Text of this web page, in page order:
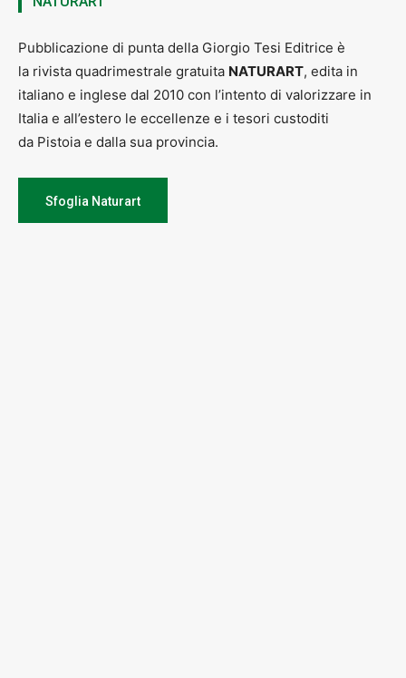
Pubblicazione di punta della Giorgio Tesi Editrice è
la rivista quadrimestrale gratuita NATURART, edita in
italiano e inglese dal 2010 con l’intento di valorizzare in
Italia e all’estero le eccellenze e i tesori custoditi
da Pistoia e dalla sua provincia.
Sfoglia Naturart